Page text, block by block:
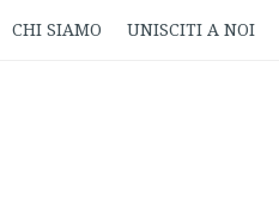
CHI SIAMO UNISCITI A NOI